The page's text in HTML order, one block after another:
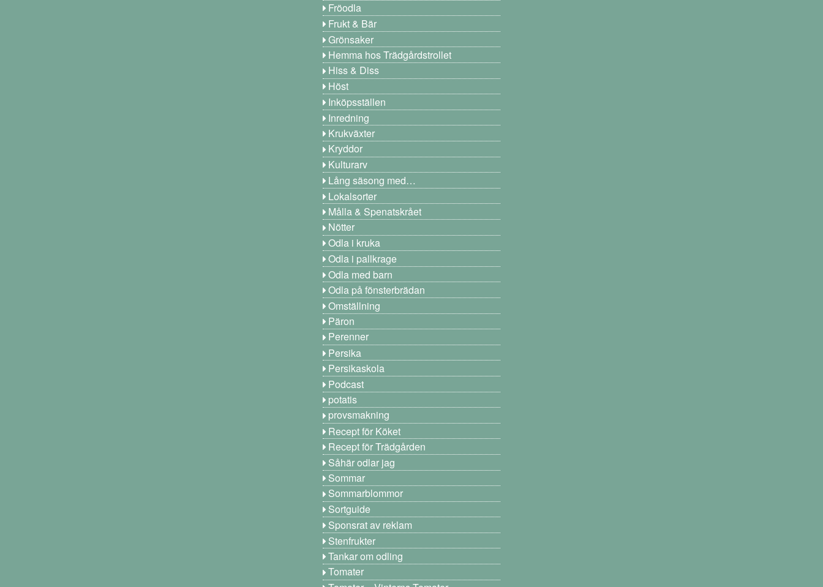
Fröodla
Frukt & Bär
Grönsaker
Hemma hos Trädgårdstrollet
Hiss & Diss
Höst
Inköpsställen
Inredning
Krukväxter
Kryddor
Kulturarv
Lång säsong med…
Lokalsorter
Målla & Spenatskrået
Nötter
Odla i kruka
Odla i pallkrage
Odla med barn
Odla på fönsterbrädan
Omställning
Päron
Perenner
Persika
Persikaskola
Podcast
potatis
provsmakning
Recept för Köket
Recept för Trädgården
Såhär odlar jag
Sommar
Sommarblommor
Sortguide
Sponsrat av reklam
Stenfrukter
Tankar om odling
Tomater